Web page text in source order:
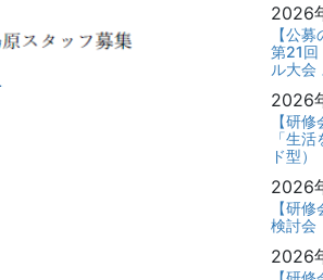
2026
【公
第21回
ル大
2026
【研
「生
ド型）
2026
【研
検討
2026